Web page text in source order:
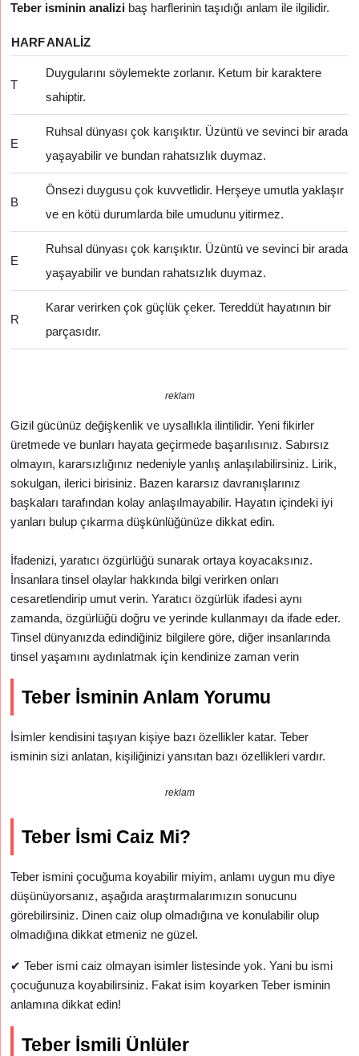
Teber isminin analizi baş harflerinin taşıdığı anlam ile ilgilidir.
HARFANALIZ
T
Duygularını söylemekte zorlanır. Ketum bir karaktere
sahiptir.
E
Ruhsal dünyası çok karışıktır. Üzüntü ve sevinci bir arada
yaşayabilir ve bundan rahatsızlık duymaz.
B
Önsezi duygusu çok kuvvetlidir. Herşeye umutla yaklaşır
ve en kötü durumlarda bile umudunu yitirmez.
E
Ruhsal dünyası çok karışıktır. Üzüntü ve sevinci bir arada
yaşayabilir ve bundan rahatsızlık duymaz.
R
Karar verirken çok güçlük çeker. Tereddüt hayatının bir
parçasıdır.
reklam
Gizil gücünüz değişkenlik ve uysallıkla ilintilidir. Yeni fikirler
üretmede ve bunları hayata geçirmede başarılısınız. Sabırsız
olmayın, kararsızlığınız nedeniyle yanlış anlaşılabilirsiniz. Lirik,
sokulgan, ilerici birisiniz. Bazen kararsız davranışlarınız
başkaları tarafından kolay anlaşılmayabilir. Hayatın içindeki iyi
yanları bulup çıkarma düşkünlüğünüze dikkat edin.
İfadenizi, yaratıcı özgürlüğü sunarak ortaya koyacaksınız.
İnsanlara tinsel olaylar hakkında bilgi verirken onları
cesaretlendirip umut verin. Yaratıcı özgürlük ifadesi aynı
zamanda, özgürlüğü doğru ve yerinde kullanmayı da ifade eder.
Tinsel dünyanızda edindiğiniz bilgilere göre, diğer insanlarında
tinsel yaşamını aydınlatmak için kendinize zaman verin
Teber İsminin Anlam Yorumu
İsimler kendisini taşıyan kişiye bazı özellikler katar. Teber
isminin sizi anlatan, kişiliğinizi yansıtan bazı özellikleri vardır.
reklam
Teber İsmi Caiz Mi?
Teber ismini çocuğuma koyabilir miyim, anlamı uygun mu diye
düşünüyorsanız, aşağıda araştırmalarımızın sonucunu
görebilirsiniz. Dinen caiz olup olmadığına ve konulabilir olup
olmadığına dikkat etmeniz ne güzel.
✔ Teber ismi caiz olmayan isimler listesinde yok. Yani bu ismi
çocuğunuza koyabilirsiniz. Fakat isim koyarken Teber isminin
anlamına dikkat edin!
Teber İsmili Ünlüler